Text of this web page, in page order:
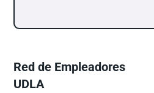
Red de Empleadores
UDLA